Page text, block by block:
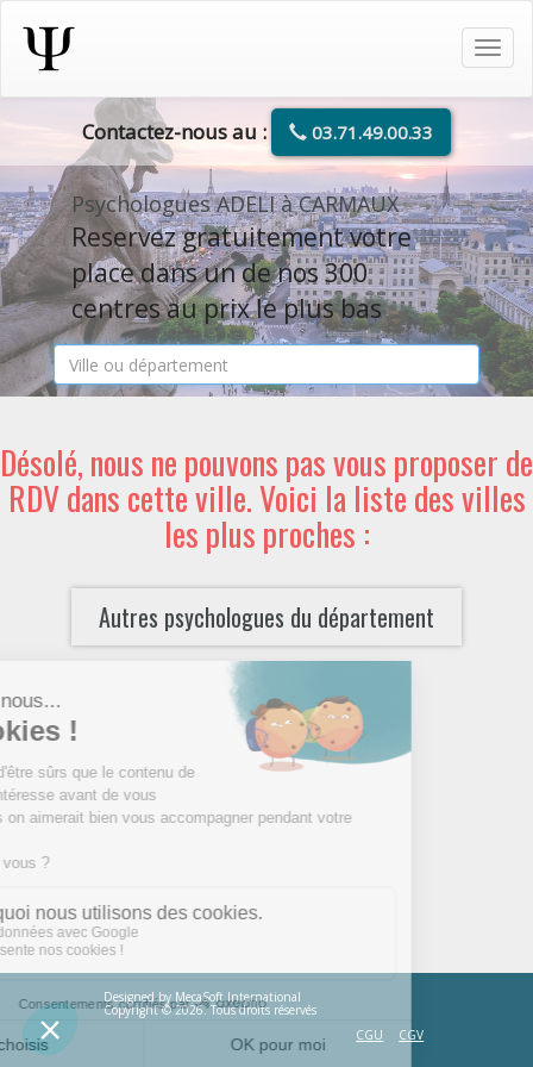
Contactez-nous au : 03.71.49.00.33
Psychologues ADELI à CARMAUX
Reservez gratuitement votre
place dans un de nos 300
centres au prix le plus bas
Désolé, nous ne pouvons pas vous proposer de
RDV dans cette ville. Voici la liste des villes
les plus proches :
Autres psychologues du département
Designed by MecaSoft International
Copyright © 2026. Tous droits réservés
CGU
CGV